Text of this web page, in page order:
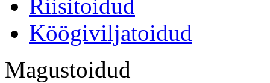
Riisitoidud
Köögiviljatoidud
Magustoidud